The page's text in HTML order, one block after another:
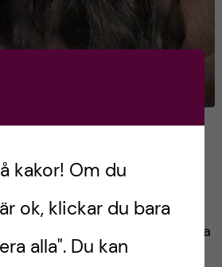
på min VFU inom primär
är både spännande och
patienter och använda sina
gör att […]
kakor! Om du
ok, klickar du bara
alla". Du kan